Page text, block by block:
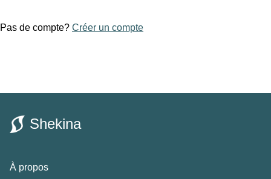
Pas de compte? Créer un compte
Shekina
À propos